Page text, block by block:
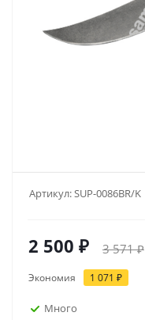
Артикул:SUP-0086BR/K
2 500 ₽ 3 571₽
Экономия 1 071 ₽
Много